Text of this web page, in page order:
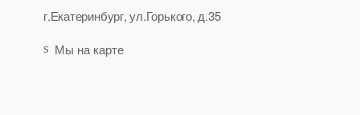
г.Екатеринбург, ул.Горького, д.35
Мы на карте